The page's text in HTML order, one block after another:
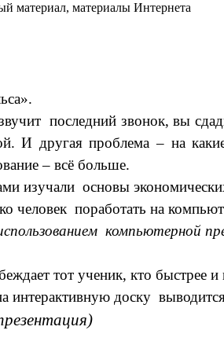
материалы Интернета
последний звонок, вы
И другая проблема – на
– всё больше.
изучали основы
человек поработать на
компьютерной
тот ученик, кто быстрее и
интерактивную доску